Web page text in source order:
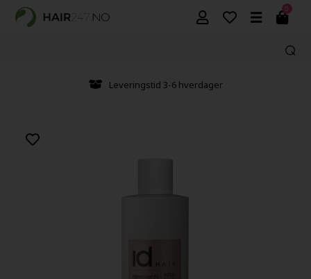
0
Leveringstid 3-6 hverdager